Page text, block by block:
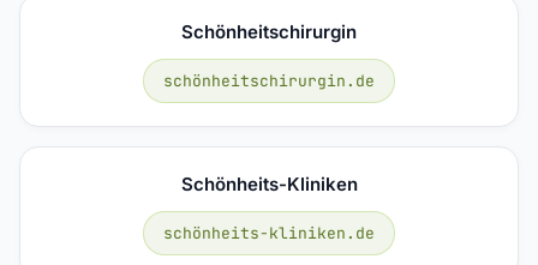
Schönheitschirurgin
schönheitschirurgin.de
Schönheits-Kliniken
schönheits-kliniken.de